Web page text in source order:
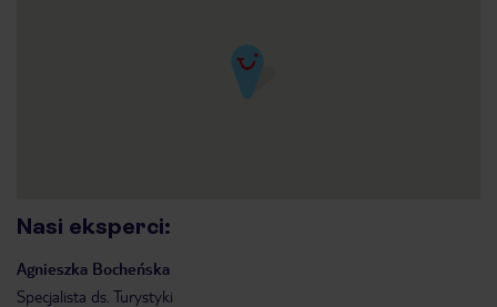
Nasi eksperci:
Agnieszka Bocheńska
Specjalista ds. Turystyki